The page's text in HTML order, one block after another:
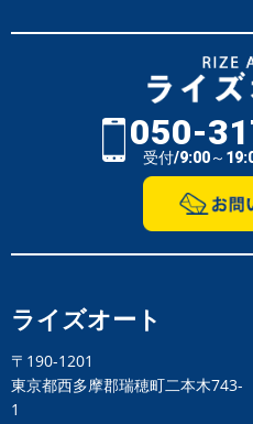
050-
受付/9:00～
ライズオート
〒190-1201
東京都西多摩郡瑞穂町二本木743-
1